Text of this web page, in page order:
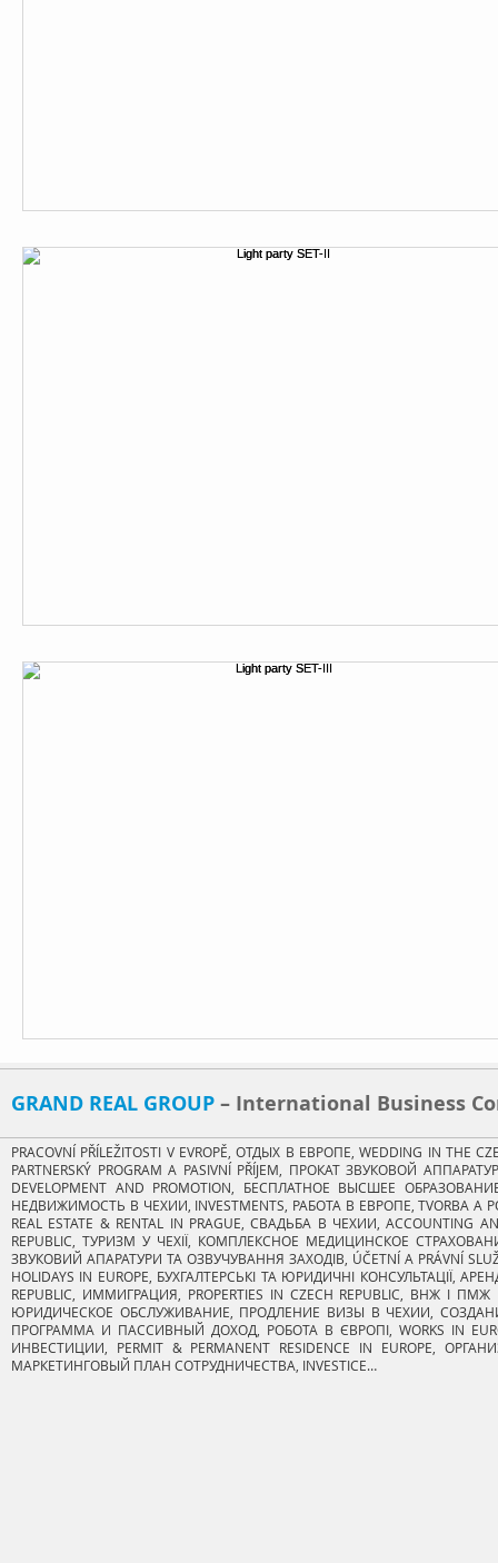
GRAND REAL GROUP​ – International Business
PRACOVNÍ PŘÍLEŽITOSTI V EVROPĚ, ОТДЫХ В ЕВРОПЕ, WEDDING IN
PARTNERSKÝ PROGRAM A PASIVNÍ PŘÍJEM, ПРОКАТ ЗВУКОВОЙ
DEVELOPMENT AND PROMOTION, БЕСПЛАТНОЕ ВЫСШЕЕ
НЕДВИЖИМОСТЬ В ЧЕХИИ, INVESTMENTS, РАБОТА В ЕВРОПЕ, TVORBA A
REAL ESTATE & RENTAL IN PRAGUE, СВАДЬБА В ЧЕХИИ,
REPUBLIC, ТУРИЗМ У ЧЕХІЇ, КОМПЛЕКСНОЕ МЕДИЦИНСКОЕ
ЗВУКОВИЙ АПАРАТУРИ ТА ОЗВУЧУВАННЯ ЗАХОДІВ, ÚČETNÍ A PRÁVNÍ
HOLIDAYS IN EUROPE, БУХГАЛТЕРСЬКІ ТА ЮРИДИЧНІ КОНСУЛЬТАЦІЇ,
REPUBLIC, ИММИГРАЦИЯ, PROPERTIES IN CZECH REPUBLIC, ВНЖ І
ЮРИДИЧЕСКОЕ ОБСЛУЖИВАНИЕ, ПРОДЛЕНИЕ ВИЗЫ В ЧЕХИИ, СОЗДАНИЕ
ПРОГРАММА И ПАССИВНЫЙ ДОХОД, РОБОТА В ЄВРОПІ, WORKS IN
ИНВЕСТИЦИИ, PERMIT & PERMANENT RESIDENCE IN EUROPE,
МАРКЕТИНГОВЫЙ ПЛАН СОТРУДНИЧЕСТВА, INVESTICE…